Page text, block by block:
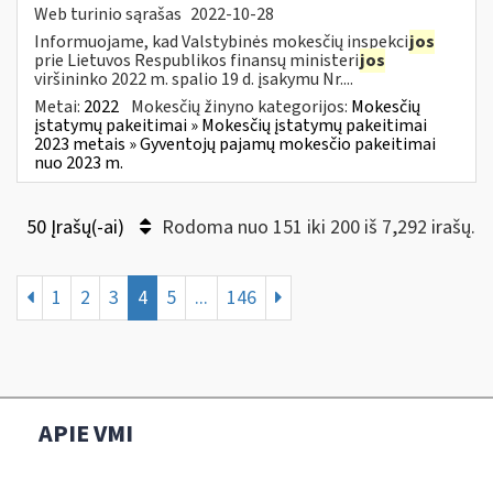
Web turinio sąrašas 2022-10-28
Informuojame, kad Valstybinės mokesčių inspekcijos
prie Lietuvos Respublikos finansų ministerijos
viršininko 2022 m. spalio 19 d. įsakymu Nr....
Metai: 2022 Mokesčių žinyno kategorijos: Mokesčių
įstatymų pakeitimai » Mokesčių įstatymų pakeitimai
2023 metais » Gyventojų pajamų mokesčio pakeitimai
nuo 2023 m.
50 Įrašų(-ai) Rodoma nuo 151 iki 200 iš 7,292 irašų.
1 2 3 4 5 ... 146
APIE VMI